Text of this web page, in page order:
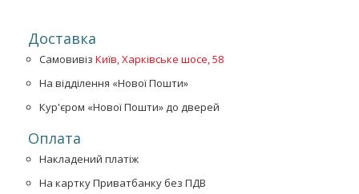
Доставка
Самовивіз Київ, Харківське шосе, 58
На відділення «Нової Пошти»
Кур'єром «Нової Пошти» до дверей
Оплата
Накладений платіж
На картку Приватбанку без ПДВ